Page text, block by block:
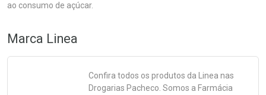
ao consumo de açúcar.
Marca Linea
Confira todos os produtos da Linea nas
Drogarias Pacheco. Somos a Farmácia